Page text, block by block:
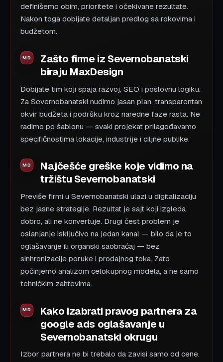
definišemo obim, prioritete i očekivane rezultate.
Nakon toga dobijate detaljan predlog sa rokovima i
budžetom.
Zašto firme iz Severnobanatski
biraju MaxDesign
Dobijate tim koji spaja razvoj, SEO i poslovnu logiku.
Za Severnobanatski nudimo jasan plan, transparentan
okvir budžeta i podršku kroz naredne faze rasta. Ne
radimo po šablonu — svaki projekat prilagođavamo
specifičnostima lokacije, industrije i ciljne publike.
Najčešće greške koje vidimo na
tržištu Severnobanatski
Previše firmi u Severnobanatski ulazi u digitalizaciju
bez jasne strategije. Rezultat je sajt koji izgleda
dobro, ali ne konvertuje. Drugi čest problem je
oslanjanje isključivo na jedan kanal — bilo da je to
oglašavanje ili organski saobraćaj — bez
sinhronizacije poruke i prodajnog toka. Zato
počinjemo analizom celokupnog modela, a ne samo
tehničkim zahtevima.
Kako izabrati pravog partnera za
google ads oglašavanje u
Severnobanatski okrugu
Izbor partnera ne bi trebalo da zavisi samo od cene.